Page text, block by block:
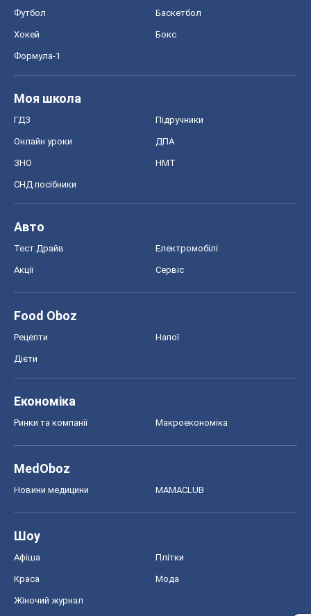
Футбол Баскетбол
Хокей Бокс
Формула-1
Моя школа
ГДЗ Підручники
Онлайн уроки ДПА
ЗНО НМТ
СНД посібники
Авто
Тест Драйв Електромобілі
Акції Сервіс
Food Oboz
Рецепти Напої
Дієти
Економіка
Ринки та компанії Макроекономіка
MedOboz
Новини медицини MAMACLUB
Шоу
Афіша Плітки
Краса Мода
Жіночий журнал